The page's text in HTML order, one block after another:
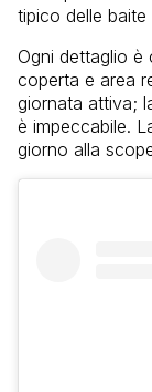
tipico delle baite
Ogni dettaglio
coperta e area
giornata attiva;
è impeccabile.
giorno alla